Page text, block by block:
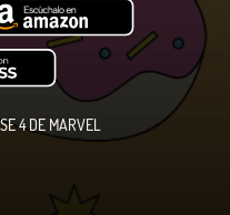
4 DE MARVEL